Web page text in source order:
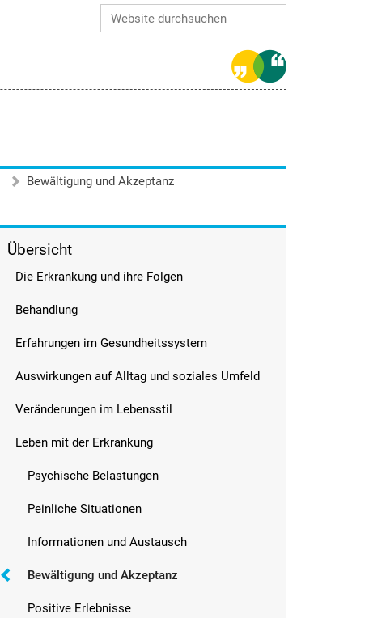
Erweiterte Suche…
Bewältigung und Akzeptanz
Übersicht
Die Erkrankung und ihre Folgen
Behandlung
Erfahrungen im Gesundheitssystem
Auswirkungen auf Alltag und soziales Umfeld
Veränderungen im Lebensstil
Leben mit der Erkrankung
Psychische Belastungen
Peinliche Situationen
Informationen und Austausch
Bewältigung und Akzeptanz
Positive Erlebnisse